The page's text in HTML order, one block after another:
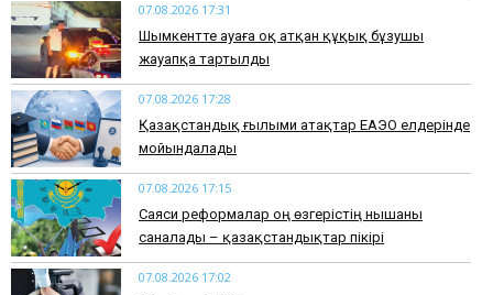
07.08.2026 17:31
Шымкентте ауаға оқ атқан құқық бұзушы
жауапқа тартылды
07.08.2026 17:28
Қазақстандық ғылыми атақтар ЕАЭО елдерінде
мойындалады
07.08.2026 17:15
Саяси реформалар оң өзгерістің нышаны
саналады – қазақстандықтар пікірі
07.08.2026 17:02